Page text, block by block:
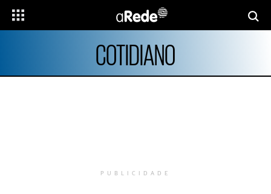
COTIDIANO
PUBLICIDADE